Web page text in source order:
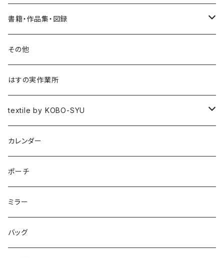
書籍・作品集・図録
書籍
作品集
図録
その他
はすの実作業所
textile by KOBO-SYU
HISASHI IGARASHI
カレンダー
ポーチ
ミラー
バッグ